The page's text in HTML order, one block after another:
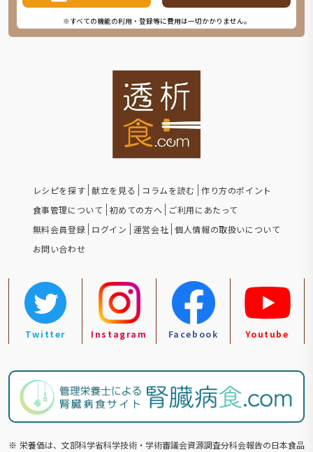
※すべての機能の利用・登録等に費用は一切かかりません。
レシピを探す 献立を見る コラムを読む
作り方のポイント
食事管理について
初めての方へ
ご利用にあたって
無料会員登録 ログイン 運営会社 個人情報の取扱いについて
お問い合わせ
Twitter Instagram Facebook Youtube
※ 栄養価は、文部科学省科学技術・学術審議会資源調査分科会報告の⽇本食品